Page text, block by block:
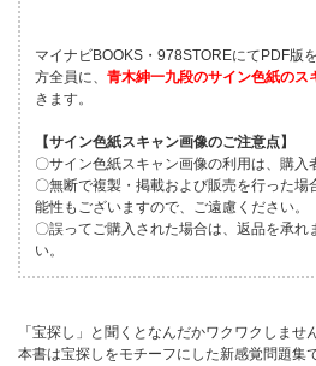
マイナビBOOKS・978STOREにてPDF版
方全員に、 青木紳一九段のサイン色紙のス
きます。
【サイン色紙スキャン画像のご注意点】
〇サイン色紙スキャン画像の利用は、購入
〇無断で複製・掲載および販売を行った
能性もございますので、ご遠慮ください。
〇誤ってご購入された場合は、返品を承れ
い。
「宝探し」と聞くとなんだかワクワクしませ
本書は宝探しをモチーフにした新感覚問題集で